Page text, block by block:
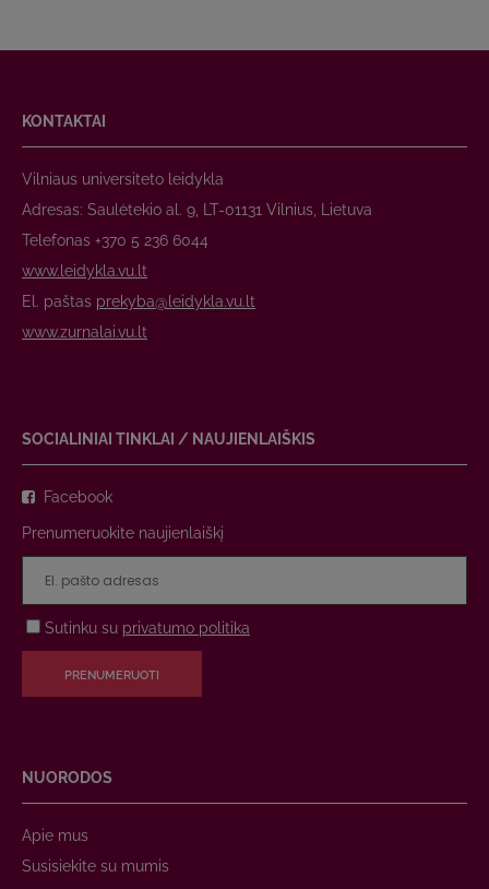
KONTAKTAI
Vilniaus universiteto leidykla
Adresas: Saulėtekio al. 9, LT-01131 Vilnius, Lietuva
Telefonas +370 5 236 6044
www.leidykla.vu.lt
El. paštas prekyba@leidykla.vu.lt
www.zurnalai.vu.lt
SOCIALINIAI TINKLAI / NAUJIENLAIŠKIS
Facebook
Prenumeruokite naujienlaiškį
Sutinku su privatumo politika
PRENUMERUOTI
NUORODOS
Apie mus
Susisiekite su mumis